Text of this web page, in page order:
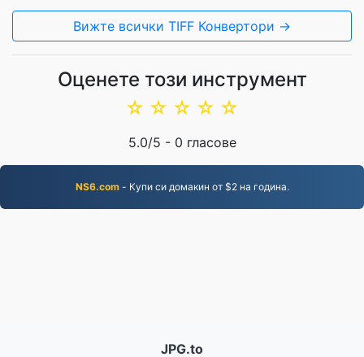
Вижте всички TIFF Конвертори →
Оценете този инструмент
☆
☆
☆
☆
☆
5.0/5 - 0 гласове
NS6.com- Купи си домакин от $2 на година.
JPG.to